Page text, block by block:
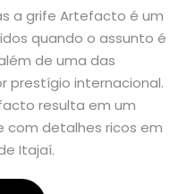
a grife Artefacto é um
quando o assunto é
de uma das
prestígio internacional.
resulta em um
com detalhes ricos em
Itajaí.